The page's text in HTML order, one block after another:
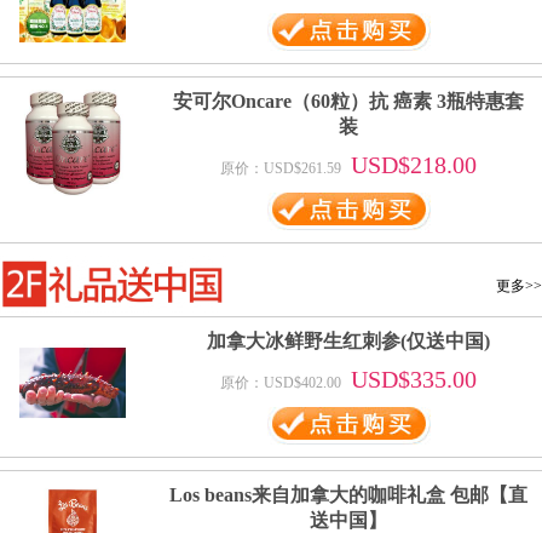
安可尔Oncare（60粒）抗 癌素 3瓶特惠套
装
原价：USD$261.59 USD$218.00
更多>>
加拿大冰鲜野生红刺参(仅送中国)
原价：USD$402.00 USD$335.00
Los beans来自加拿大的咖啡礼盒 包邮【直
送中国】